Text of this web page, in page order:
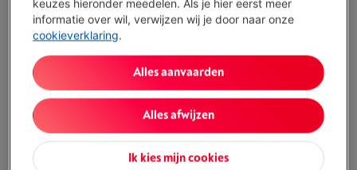
Troeven
Type: Instant fototoestel
Toon alle specificaties
Bestaat ook in andere kleuren
keuzes hieronder meedelen. Als je hier eerst meer
informatie over wil, verwijzen wij je door naar onze
cookieverklaring.
Ik kies mijn cookies
Alles afwijzen
Alles aanvaarden